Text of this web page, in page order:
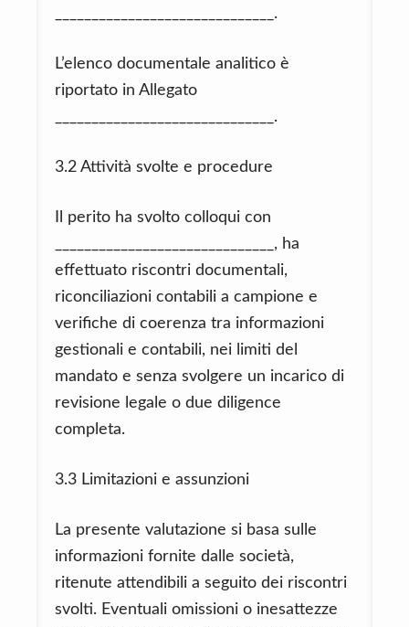
______________________________.
L’elenco documentale analitico è
riportato in Allegato
______________________________.
3.2 Attività svolte e procedure
Il perito ha svolto colloqui con
______________________________, ha
effettuato riscontri documentali,
riconciliazioni contabili a campione e
verifiche di coerenza tra informazioni
gestionali e contabili, nei limiti del
mandato e senza svolgere un incarico di
revisione legale o due diligence
completa.
3.3 Limitazioni e assunzioni
La presente valutazione si basa sulle
informazioni fornite dalle società,
ritenute attendibili a seguito dei riscontri
svolti. Eventuali omissioni o inesattezze